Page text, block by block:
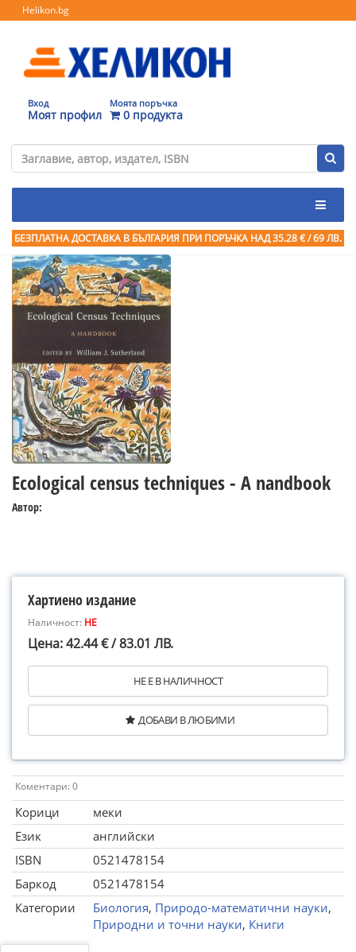
Helikon.bg
Вход
Моят профил
Моята поръчка
0 продукта
БЕЗПЛАТНА ДОСТАВКА В БЪЛГАРИЯ ПРИ ПОРЪЧКА НАД 35.28 € / 69 ЛВ.
Ecological census techniques - A nandbook
Автор:
Хартиено издание
Наличност: НЕ
Цена: 42.44 € / 83.01 ЛВ.
НЕ Е В НАЛИЧНОСТ
ДОБАВИ В ЛЮБИМИ
Коментари: 0
Корици
меки
Език
английски
ISBN
0521478154
Баркод
0521478154
Категории
Биология, Природо-математични науки,
Природни и точни науки, Книги